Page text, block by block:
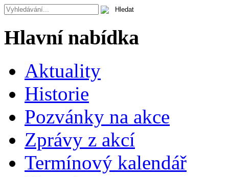
Hlavní nabídka
Aktuality
Historie
Pozvánky na akce
Zprávy z akcí
Termínový kalendář